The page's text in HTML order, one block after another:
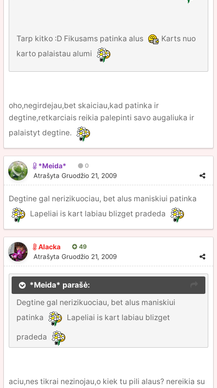
Tarp kitko :D Fikusams patinka alus
Karts nuo
karto palaistau alumi
oho,negirdejau,bet skaiciau,kad patinka ir
degtine,retkarciais reikia palepinti savo augaliuka ir
palaistyt degtine.
*Meida* 0
Atrašyta Gruodžio 21, 2009
Degtine gal nerizikuociau, bet alus maniskiui patinka
Lapeliai is kart labiau blizget pradeda
Alacka 49
Atrašyta Gruodžio 21, 2009
*Meida* parašė:
Degtine gal nerizikuociau, bet alus maniskiui
patinka
Lapeliai is kart labiau blizget
pradeda
aciu,nes tikrai nezinojau,o kiek tu pili alaus? nereikia su